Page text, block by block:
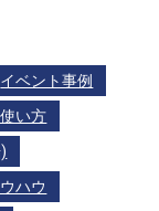
イベント事例
い方
ハウ